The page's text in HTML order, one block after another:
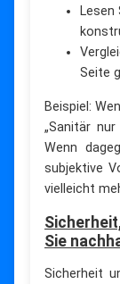
Lesen
Seite
Beispiel:
„Sanitär
Wenn
subjektive
vielleicht
Sie
Sicherheit